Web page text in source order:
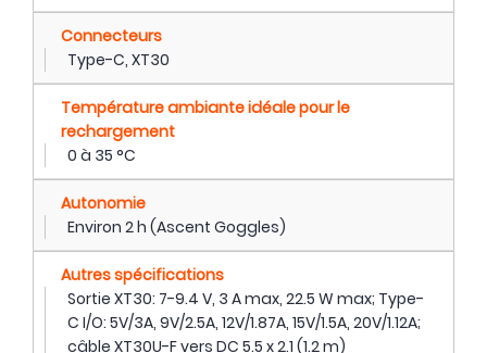
Connecteurs
Type-C, XT30
Température ambiante idéale pour le
rechargement
0 à 35 °C
Autonomie
Environ 2 h (Ascent Goggles)
Autres spécifications
Sortie XT30: 7-9.4 V, 3 A max, 22.5 W max; Type-
C I/O: 5V/3A, 9V/2.5A, 12V/1.87A, 15V/1.5A, 20V/1.12A;
câble XT30U-F vers DC 5.5 x 2.1 (1.2 m)